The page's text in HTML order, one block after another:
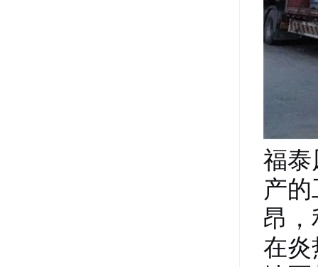
福泰
产
昂
在炎